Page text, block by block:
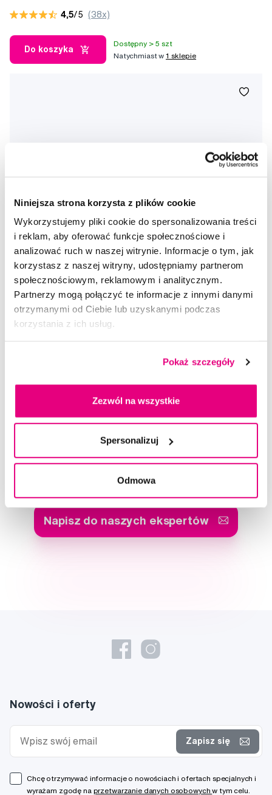
Niniejsza strona korzysta z plików cookie
Wykorzystujemy pliki cookie do spersonalizowania treści
i reklam, aby oferować funkcje społecznościowe i
analizować ruch w naszej witrynie. Informacje o tym, jak
korzystasz z naszej witryny, udostępniamy partnerom
społecznościowym, reklamowym i analitycznym.
Partnerzy mogą połączyć te informacje z innymi danymi
otrzymanymi od Ciebie lub uzyskanymi podczas
korzystania z ich usług.
Pokaż szczegóły
Zezwól na wszystkie
Spersonalizuj
Odmowa
4,5/5 (38x)
Do koszyka
Dostępny > 5 szt
Natychmiast w1 sklepie
Do koszyka
Dostępny > 5 szt
Napisz do naszych ekspertów
Nowości i oferty
Zapisz się
Chcę otrzymywać informacje o nowościach i ofertach specjalnych i
wyrażam zgodę na przetwarzanie danych osobowychw tym celu.